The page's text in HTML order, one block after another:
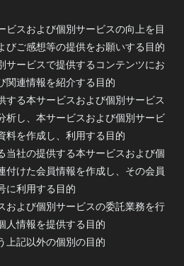
ビスおよび個別サービスの向上を目
びご感想等の提供をお願いする目的
サービスで提供するコンテンツにお
関連情報を紹介する目的
する本サービスおよび個別サービス
析し、本サービスおよび個別サービ
料を作成し、利用する目的
当社の提供する本サービスおよび個
付けた会員情報を作成し、その会員
に利用する目的
および個別サービスの委託業務を行
人情報を提供する目的
上記以外の個別の目的